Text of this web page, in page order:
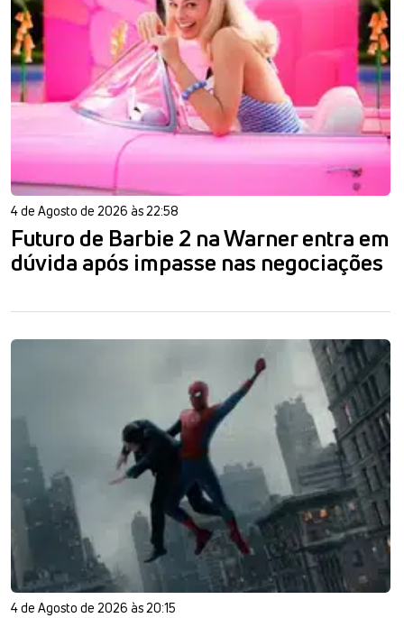
4 de Agosto de 2026 às 22:58
Futuro de Barbie 2 na Warner entra em
dúvida após impasse nas negociações
4 de Agosto de 2026 às 20:15